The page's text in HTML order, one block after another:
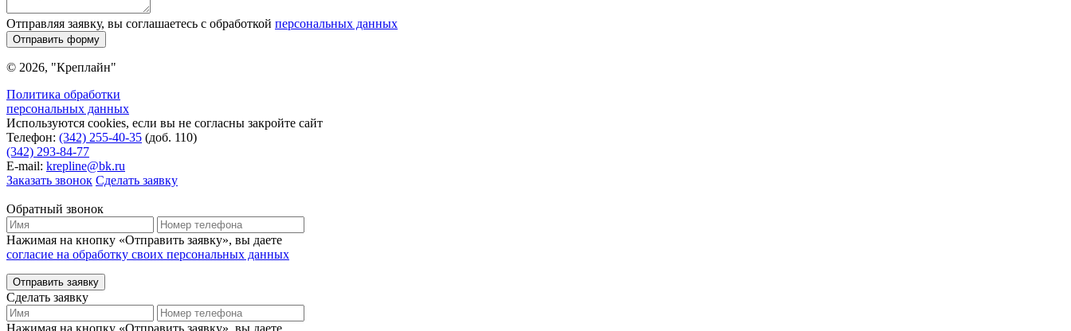
Отправляя заявку, вы соглашаетесь с обработкой персональных данных
Отправить форму
© 2026, "Креплайн"
Политика обработки
персональных данных
Используются cookies, если вы не согласны закройте сайт
Телефон: (342) 255-40-35 (доб. 110)
(342) 293-84-77
E-mail: krepline@bk.ru
Заказать звонок Сделать заявку
Обратный звонок
Нажимая на кнопку «Отправить заявку», вы даете
согласие на обработку своих персональных данных
Отправить заявку
Сделать заявку